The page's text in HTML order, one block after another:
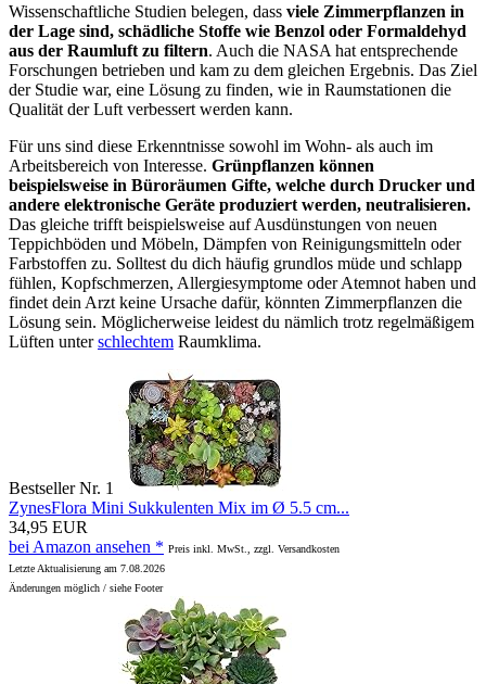
Wissenschaftliche Studien belegen, dass viele Zimmerpflanzen in
der Lage sind, schädliche Stoffe wie Benzol oder Formaldehyd
aus der Raumluft zu filtern. Auch die NASA hat entsprechende
Forschungen betrieben und kam zu dem gleichen Ergebnis. Das Ziel
der Studie war, eine Lösung zu finden, wie in Raumstationen die
Qualität der Luft verbessert werden kann.
Für uns sind diese Erkenntnisse sowohl im Wohn- als auch im
Arbeitsbereich von Interesse. Grünpflanzen können
beispielsweise in Büroräumen Gifte, welche durch Drucker und
andere elektronische Geräte produziert werden, neutralisieren.
Das gleiche trifft beispielsweise auf Ausdünstungen von neuen
Teppichböden und Möbeln, Dämpfen von Reinigungsmitteln oder
Farbstoffen zu. Solltest du dich häufig grundlos müde und schlapp
fühlen, Kopfschmerzen, Allergiesymptome oder Atemnot haben und
findet dein Arzt keine Ursache dafür, könnten Zimmerpflanzen die
Lösung sein. Möglicherweise leidest du nämlich trotz regelmäßigem
Lüften unterschlechtem Raumklima.
Bestseller Nr. 1
ZynesFlora Mini Sukkulenten Mix im Ø 5.5 cm...
34,95 EUR
bei Amazon ansehen * Preis inkl. MwSt., zzgl. Versandkosten
Letzte Aktualisierung am 7.08.2026
Änderungen möglich / siehe Footer